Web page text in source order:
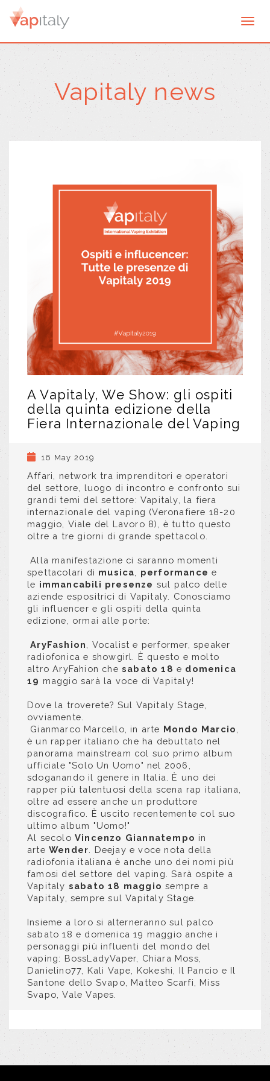
Vapitaly news
A Vapitaly, We Show: gli ospiti
della quinta edizione della
Fiera Internazionale del Vaping
16 May 2019
Affari, network tra imprenditori e operatori
del settore, luogo di incontro e confronto sui
grandi temi del settore: Vapitaly, la fiera
internazionale del vaping (Veronafiere 18-20
maggio, Viale del Lavoro 8), è tutto questo
oltre a tre giorni di grande spettacolo.
Alla manifestazione ci saranno momenti
spettacolari di musica performance e
le immancabili presenze sul palco delle
aziende espositrici di Vapitaly. Conosciamo
gli influencer e gli ospiti della quinta
edizione, ormai alle porte:
AryFashion
, Vocalist e performer, speaker
radiofonica e showgirl. È questo e molto
altro AryFahion che sabato 18 e domenica
19 maggio sarà la voce di Vapitaly!
Dove la troverete? Sul Vapitaly Stage,
ovviamente.
Gianmarco Marcello, in arte Mondo Marcio
è un rapper italiano che ha debuttato nel
panorama mainstream col suo primo album
ufficiale "Solo Un Uomo" nel 2006,
sdoganando il genere in Italia. È uno dei
rapper più talentuosi della scena rap italiana,
oltre ad essere anche un produttore
discografico. È uscito recentemente col suo
ultimo album "Uomo!"
Al secolo Vincenzo Giannatempo in
arte Wender . Deejay e voce nota della
radiofonia italiana è anche uno dei nomi più
famosi del settore del vaping. Sarà ospite a
Vapitaly sabato 18 maggio sempre a
Vapitaly, sempre sul Vapitaly Stage.
Insieme a loro si alterneranno sul palco
sabato 18 e domenica 19 maggio anche i
personaggi più influenti del mondo del
vaping: BossLadyVaper, Chiara Moss,
Danielino77, Kali Vape, Kokeshi, Il Pancio e Il
Santone dello Svapo, Matteo Scarfi, Miss
Svapo, Vale Vapes.